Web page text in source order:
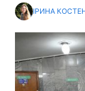
ІРИНА